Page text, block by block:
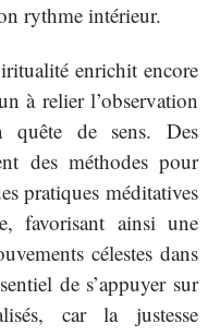
rythme intérieur.
enrichit encore
à relier l’observation
quête de sens. Des
des méthodes pour
pratiques méditatives
favorisant ainsi une
célestes dans
de s’appuyer sur
car la justesse